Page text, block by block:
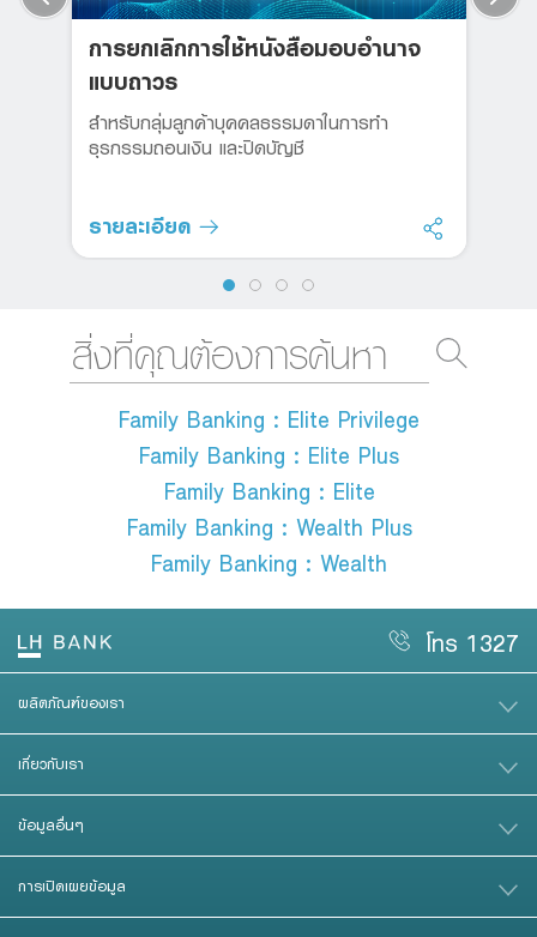
การยกเลิกการใช้หนังสือมอบอำนาจ
แบบถาวร
สำหรับกลุ่มลูกค้าบุคคลธรรมดาในการทำ
ธุรกรรมถอนเงิน และปิดบัญชี
รายละเอียด
Family Banking : Elite Privilege
Family Banking : Elite Plus
Family Banking : Elite
Family Banking : Wealth Plus
Family Banking : Wealth
โทร 1327
ผลิตภัณฑ์ของเรา
เกี่ยวกับเรา
ข้อมูลอื่นๆ
การเปิดเผยข้อมูล